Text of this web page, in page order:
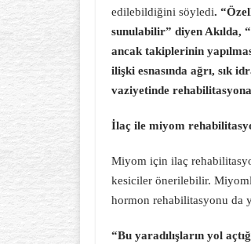
edilebildiğini söyledi.
sunulabilir” diyen Akılda,
ancak takiplerinin
ilişki esnasında ağrı, sık
vaziyetinde
İlaç ile miyom
Miyom için ilaç
kesiciler önerilebilir.
hormon rehabilitasyonu da
“Bu yaradılışların yol